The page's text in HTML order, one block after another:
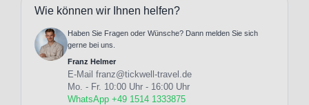
Wie können wir Ihnen helfen?
Haben Sie Fragen oder Wünsche? Dann melden Sie sich
gerne bei uns.
Franz Helmer
E-Mail franz@tickwell-travel.de
Mo. - Fr. 10:00 Uhr - 16:00 Uhr
WhatsApp +49 1514 1333875